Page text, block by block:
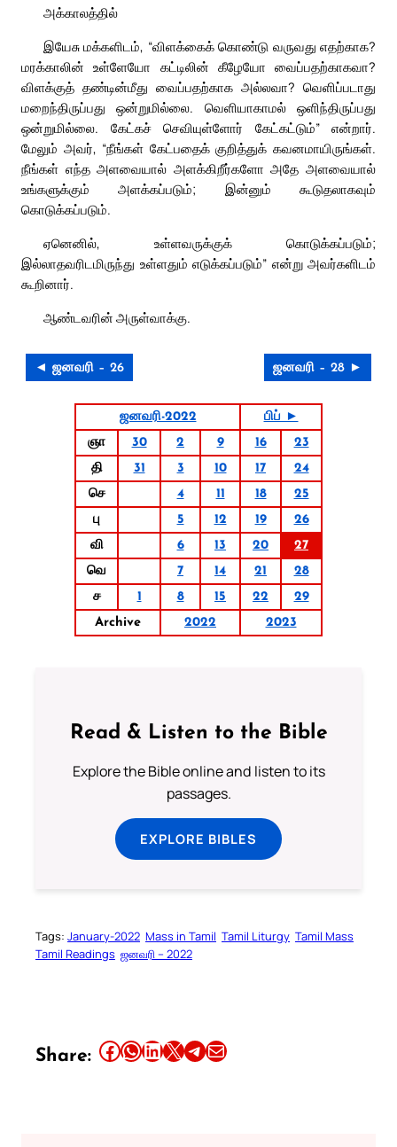
அக்காலத்தில்
இயேசு மக்களிடம், “விளக்கைக் கொண்டு வருவது எதற்காக?
மரக்காலின் உள்ளேயோ கட்டிலின் கீழேயோ வைப்பதற்காகவா?
விளக்குத் தண்டின்மீது வைப்பதற்காக அல்லவா? வெளிப்படாது
மறைந்திருப்பது ஒன்றுமில்லை. வெளியாகாமல் ஒளிந்திருப்பது
ஒன்றுமில்லை. கேட்கச் செவியுள்ளோர் கேட்கட்டும்” என்றார்.
மேலும் அவர், “நீங்கள் கேட்பதைக் குறித்துக் கவனமாயிருங்கள்.
நீங்கள் எந்த அளவையால் அளக்கிறீர்களோ அதே அளவையால்
உங்களுக்கும் அளக்கப்படும்; இன்னும் கூடுதலாகவும்
கொடுக்கப்படும்.
ஏனெனில், உள்ளவருக்குக் கொடுக்கப்படும்;
இல்லாதவரிடமிருந்து உள்ளதும் எடுக்கப்படும்” என்று அவர்களிடம்
கூறினார்.
ஆண்டவரின் அருள்வாக்கு.
◄ ஜனவரி – 26 ஜனவரி – 28 ►
ஜனவரி-2022
பிப் ►
ஞா
30 2 9 16
23
தி
31 3 10 17
24
செ
4 11 18
25
பு
5 12 19
26
வி
6 13 20
27
வெ
7 14 21
28
ச
1 8 15 22
29
Archive
2022 2023
Read & Listen to the Bible
Explore the Bible online and listen to its
passages.
EXPLORE BIBLES
Tags: January-2022 Mass in Tamil Tamil Liturgy Tamil Mass
Tamil Readings ஜனவரி – 2022
Share: Share this article on Facebook Share this article on WhatsApp Share this article on LinkedIn Share this article on X Share this article on TelegramEmail this Article